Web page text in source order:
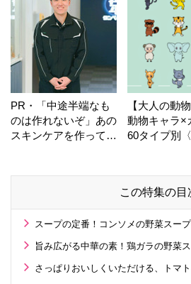
PR・「中途半端なも
のは作れないぞ」あの
スキンケアを作ってい
【大人の動
動物キャラ×
60タイプ別
この特集の目
スープの定番！コンソメの野菜スープ
旨み広がる中華の素！鶏ガラの野菜
さっぱりおいしくいただける、トマ